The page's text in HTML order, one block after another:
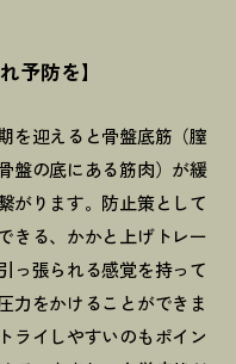
予防を】
を迎えると骨盤底筋（膣
盤の底にある筋肉）が緩
がります。防止策として
きる、かかと上げトレー
っ張られる感覚を持って
力をかけることができま
ライしやすいのもポイン